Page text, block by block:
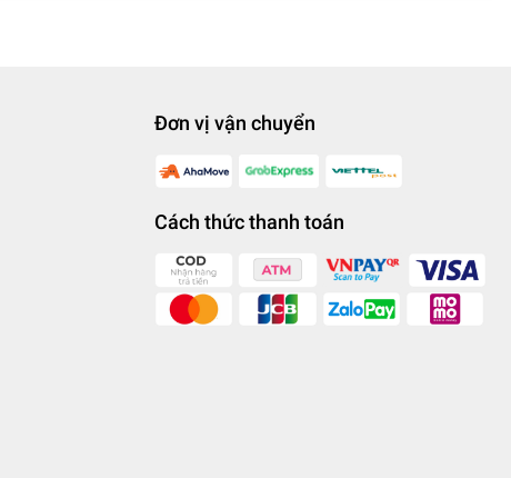
Đơn vị vận chuyển
Cách thức thanh toán